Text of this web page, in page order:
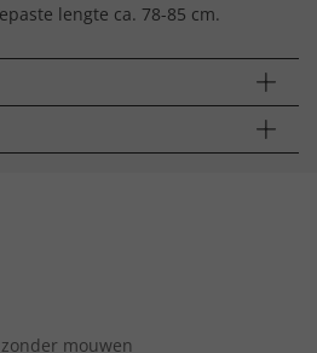
lengte ca. 78-85 cm.
mouwen